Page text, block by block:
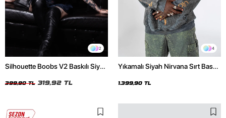
2
Silhouette Boobs V2 Baskılı Siyah
399,90 TL 319,92 TL
4
Yıkamalı Siyah Nirvana Sırt Baskılı
1.399,90 TL